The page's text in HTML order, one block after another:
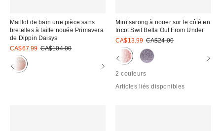
Maillot de bain une pièce sans
bretelles à taille nouée Primavera
de Dippin Daisys
Prix
soldé
CA$67.99 Prix
CA$104.00
Mini sarong à nouer sur le côté en
tricot Swit Bella Out From Under
Prix
soldé
CA$13.99 Prix
:
CA$24.00
2 couleurs
Articles liés disponibles